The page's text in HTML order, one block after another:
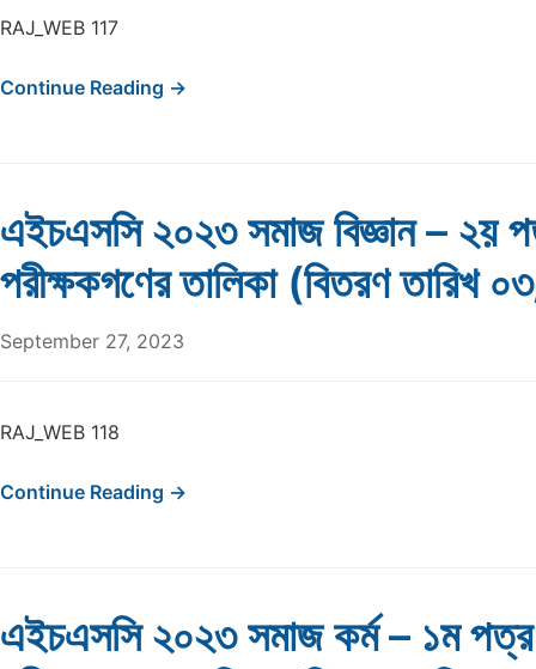
RAJ_WEB 117
Continue Reading →
এইচএসসি ২০২৩ সমাজ বিজ্ঞান – ২য়
পরীক্ষকগণের তালিকা (বিতরণ তারিখ
September 27, 2023
RAJ_WEB 118
Continue Reading →
এইচএসসি ২০২৩ সমাজ কর্ম – ১ম